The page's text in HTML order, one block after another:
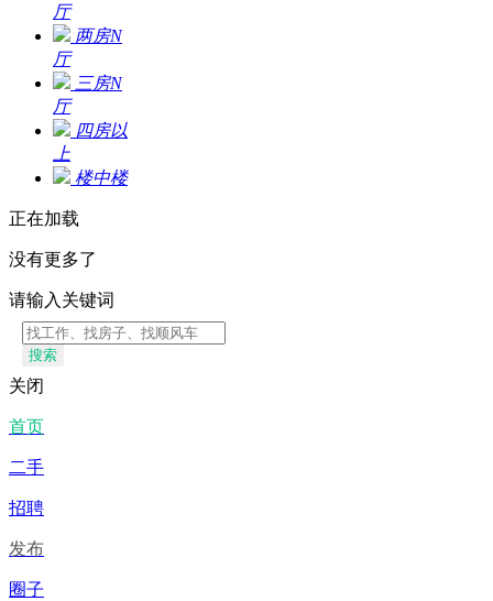
厅
两房N
厅
三房N
厅
四房以
上
楼中楼
正在加载
没有更多了
请输入关键词
搜索
关闭
首页
二手
招聘
发布
圈子